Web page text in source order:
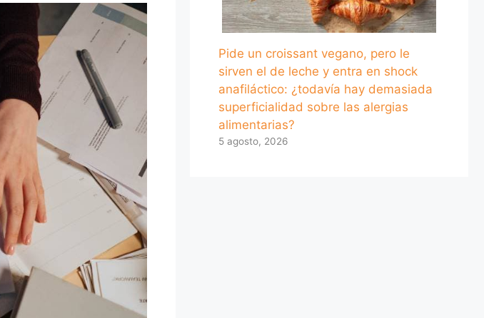
Pide un croissant vegano, pero le
sirven el de leche y entra en shock
anafiláctico: ¿todavía hay demasiada
superficialidad sobre las alergias
alimentarias?
5 agosto, 2026